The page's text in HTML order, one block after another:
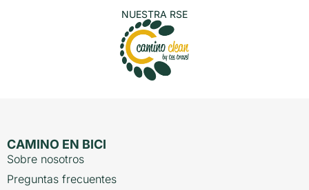
NUESTRA RSE
CAMINO EN BICI
Sobre nosotros
Preguntas frecuentes